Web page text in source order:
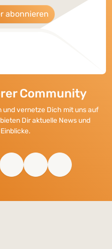
abonnieren
Community
und vernetze Dich mit uns auf
Dir aktuelle News und